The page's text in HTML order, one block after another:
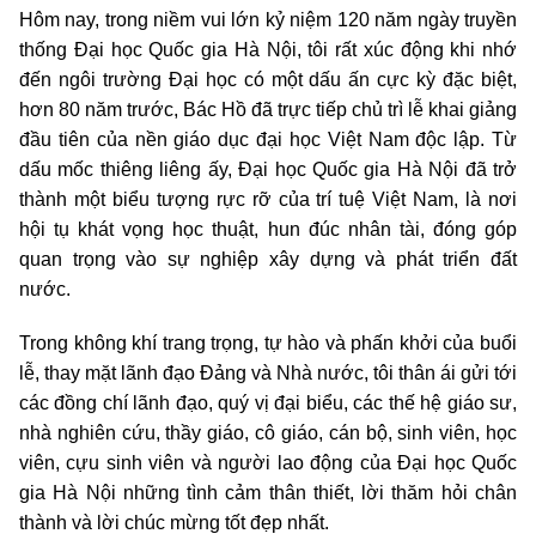
Hôm nay, trong niềm vui lớn kỷ niệm 120 năm ngày truyền
thống Đại học Quốc gia Hà Nội, tôi rất xúc động khi nhớ
đến ngôi trường Đại học có một dấu ấn cực kỳ đặc biệt,
hơn 80 năm trước, Bác Hồ đã trực tiếp chủ trì lễ khai giảng
đầu tiên của nền giáo dục đại học Việt Nam độc lập. Từ
dấu mốc thiêng liêng ấy, Đại học Quốc gia Hà Nội đã trở
thành một biểu tượng rực rỡ của trí tuệ Việt Nam, là nơi
hội tụ khát vọng học thuật, hun đúc nhân tài, đóng góp
quan trọng vào sự nghiệp xây dựng và phát triển đất
nước.
Trong không khí trang trọng, tự hào và phấn khởi của buổi
lễ, thay mặt lãnh đạo Đảng và Nhà nước, tôi thân ái gửi tới
các đồng chí lãnh đạo, quý vị đại biểu, các thế hệ giáo sư,
nhà nghiên cứu, thầy giáo, cô giáo, cán bộ, sinh viên, học
viên, cựu sinh viên và người lao động của Đại học Quốc
gia Hà Nội những tình cảm thân thiết, lời thăm hỏi chân
thành và lời chúc mừng tốt đẹp nhất.